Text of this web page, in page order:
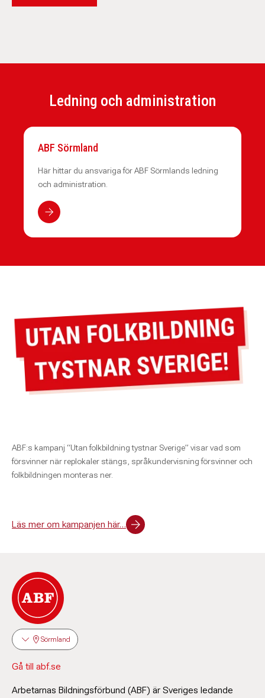
Ledning och administration
ABF Sörmland
Här hittar du ansvariga för ABF Sörmlands ledning
och administration.
ABF:s kampanj “Utan folkbildning tystnar Sverige” visar vad som
försvinner när replokaler stängs, språkundervisning försvinner och
folkbildningen monteras ner.
Läs mer om kampanjen här…
Sörmland
Gå till abf.se
Arbetarnas Bildningsförbund (ABF) är Sveriges ledande